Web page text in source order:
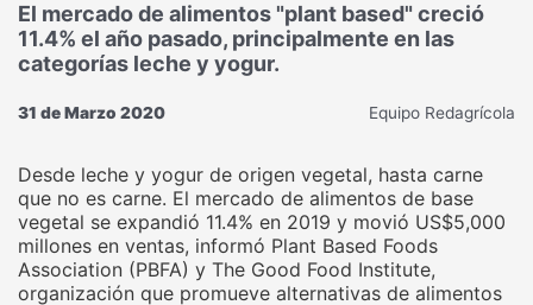
El mercado de alimentos "plant based" creció
11.4% el año pasado, principalmente en las
categorías leche y yogur.
31 de Marzo 2020 Equipo Redagrícola
Desde leche y yogur de origen vegetal, hasta carne
que no es carne. El mercado de alimentos de base
vegetal se expandió 11.4% en 2019 y movió US$5,000
millones en ventas, informó Plant Based Foods
Association (PBFA) y The Good Food Institute,
organización que promueve alternativas de alimentos